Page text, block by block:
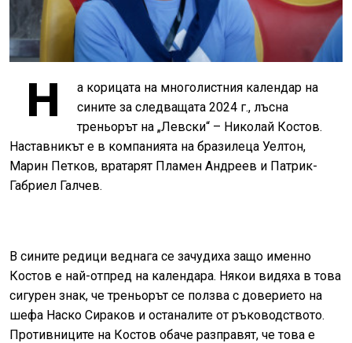
Н
а корицата на многолистния календар на
сините за следващата 2024 г., лъсна
треньорът на „Левски“ – Николай Костов.
Наставникът е в компанията на бразилеца Уелтон,
Марин Петков, вратарят Пламен Андреев и Патрик-
Габриел Галчев.
В сините редици веднага се зачудиха защо именно
Костов е най-отпред на календара. Някои видяха в това
сигурен знак, че треньорът се ползва с доверието на
шефа Наско Сираков и останалите от ръководството.
Противниците на Костов обаче разправят, че това е